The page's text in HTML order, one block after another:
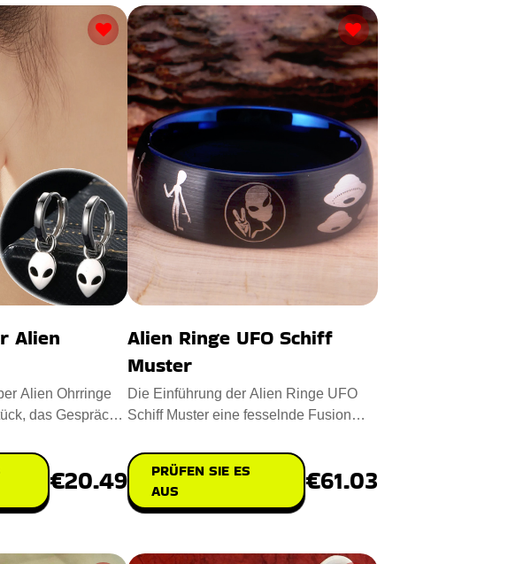
Alien
Alien Ohrringe
das Gespräche
€20.49
Alien Ringe UFO Schiff
Muster
Die Einführung der Alien Ringe UFO
Schiff Muster eine fesselnde Fusion
PRÜFEN SIE ES
AUS
€61.03